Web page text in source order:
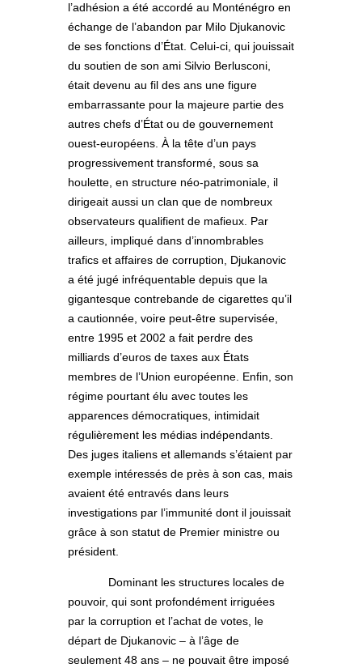
l’adhésion a été accordé au Monténégro en
échange de l’abandon par Milo Djukanovic
de ses fonctions d’État. Celui-ci, qui jouissait
du soutien de son ami Silvio Berlusconi,
était devenu au fil des ans une figure
embarrassante pour la majeure partie des
autres chefs d’État ou de gouvernement
ouest-européens. À la tête d’un pays
progressivement transformé, sous sa
houlette, en structure néo-patrimoniale, il
dirigeait aussi un clan que de nombreux
observateurs qualifient de mafieux. Par
ailleurs, impliqué dans d’innombrables
trafics et affaires de corruption, Djukanovic
a été jugé infréquentable depuis que la
gigantesque contrebande de cigarettes qu’il
a cautionnée, voire peut-être supervisée,
entre 1995 et 2002 a fait perdre des
milliards d’euros de taxes aux États
membres de l’Union européenne. Enfin, son
régime pourtant élu avec toutes les
apparences démocratiques, intimidait
régulièrement les médias indépendants.
Des juges italiens et allemands s’étaient par
exemple intéressés de près à son cas, mais
avaient été entravés dans leurs
investigations par l’immunité dont il jouissait
grâce à son statut de Premier ministre ou
président.
Dominant les structures locales de
pouvoir, qui sont profondément irriguées
par la corruption et l’achat de votes, le
départ de Djukanovic – à l’âge de
seulement 48 ans – ne pouvait être imposé